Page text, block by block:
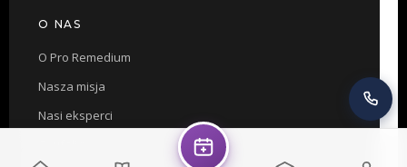
O NAS
O Pro Remedium
Nasza misja
Nasi eksperci